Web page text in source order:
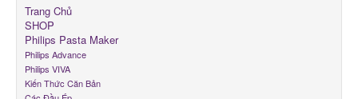
Món Chay
Món Bảo Quản
Rau Củ Hạt
Hữu Ích
Trang Chủ
SHOP
Philips Pasta Maker
Philips Advance
Philips VIVA
Kiến Thức Căn Bản